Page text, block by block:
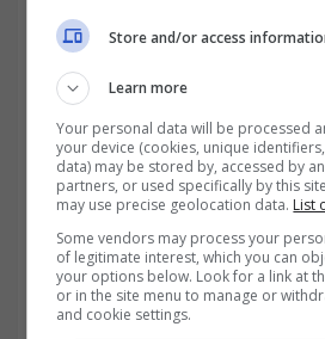
riferimento ad alloggi
principale, sia per giovani
lavoratori dipendenti che
residenza per motivi di
universitari fuori sede.Si
euro di detrazione, ma
complessivo non supera i
tratta invece di 150 euro
Store and/or access
Learn more
Your personal data will be processed
your device (cookies, unique
data) may be stored by, accessed by
partners, or used specifically by this
may use precise geolocation data. List
Some vendors may process your
of legitimate interest, which you can
your options below. Look for a link at
or in the site menu to manage or
and cookie settings.